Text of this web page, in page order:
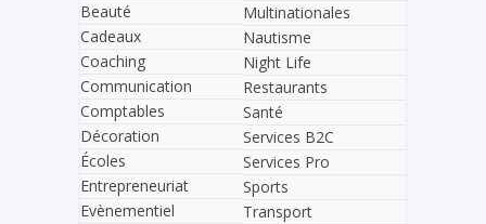
Beauté
Cadeaux
Coaching
Communication
Comptables
Décoration
Écoles
Entrepreneuriat
Evènementiel
Multinationales
Nautisme
Night Life
Restaurants
Santé
Services B2C
Services Pro
Sports
Transport